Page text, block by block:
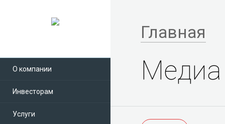
О компании
Инвесторам
Услуги
Главная
Медиа